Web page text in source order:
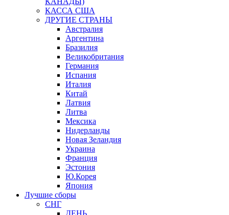
КАССА США
ДРУГИЕ СТРАНЫ
Австралия
Аргентина
Бразилия
Великобритания
Германия
Испания
Италия
Китай
Латвия
Литва
Мексика
Нидерланды
Новая Зеландия
Украина
Франция
Эстония
Ю.Корея
Япония
Лучшие сборы
СНГ
ДЕНЬ